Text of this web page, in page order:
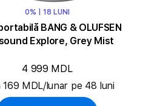
0% | 18 LUNI
BANG & OLUFSEN
Explore, Grey Mist
4 999 MDL
169 MDL/lunar pe 48 luni